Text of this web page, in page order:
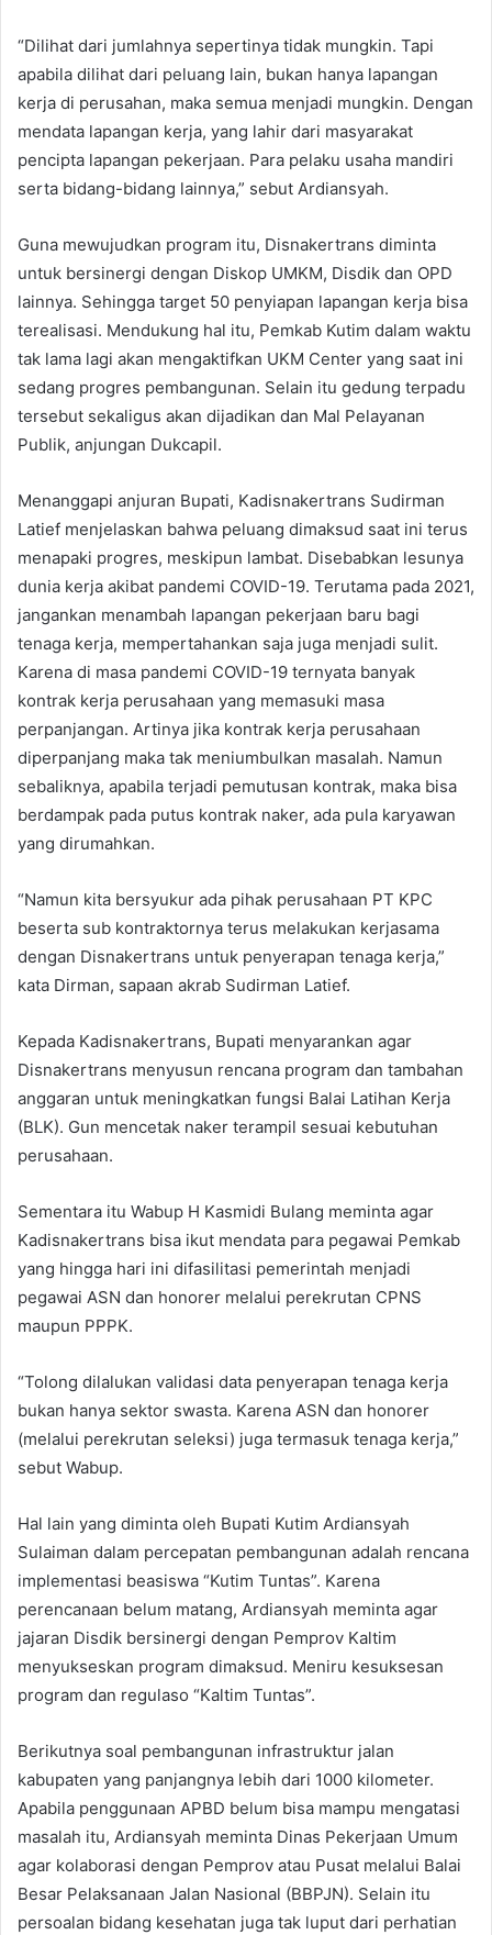
“Dilihat dari jumlahnya sepertinya tidak mungkin. Tapi
apabila dilihat dari peluang lain, bukan hanya lapangan
kerja di perusahan, maka semua menjadi mungkin. Dengan
mendata lapangan kerja, yang lahir dari masyarakat
pencipta lapangan pekerjaan. Para pelaku usaha mandiri
serta bidang-bidang lainnya,” sebut Ardiansyah.
Guna mewujudkan program itu, Disnakertrans diminta
untuk bersinergi dengan Diskop UMKM, Disdik dan OPD
lainnya. Sehingga target 50 penyiapan lapangan kerja bisa
terealisasi. Mendukung hal itu, Pemkab Kutim dalam waktu
tak lama lagi akan mengaktifkan UKM Center yang saat ini
sedang progres pembangunan. Selain itu gedung terpadu
tersebut sekaligus akan dijadikan dan Mal Pelayanan
Publik, anjungan Dukcapil.
Menanggapi anjuran Bupati, Kadisnakertrans Sudirman
Latief menjelaskan bahwa peluang dimaksud saat ini terus
menapaki progres, meskipun lambat. Disebabkan lesunya
dunia kerja akibat pandemi COVID-19. Terutama pada 2021,
jangankan menambah lapangan pekerjaan baru bagi
tenaga kerja, mempertahankan saja juga menjadi sulit.
Karena di masa pandemi COVID-19 ternyata banyak
kontrak kerja perusahaan yang memasuki masa
perpanjangan. Artinya jika kontrak kerja perusahaan
diperpanjang maka tak meniumbulkan masalah. Namun
sebaliknya, apabila terjadi pemutusan kontrak, maka bisa
berdampak pada putus kontrak naker, ada pula karyawan
yang dirumahkan.
“Namun kita bersyukur ada pihak perusahaan PT KPC
beserta sub kontraktornya terus melakukan kerjasama
dengan Disnakertrans untuk penyerapan tenaga kerja,”
kata Dirman, sapaan akrab Sudirman Latief.
Kepada Kadisnakertrans, Bupati menyarankan agar
Disnakertrans menyusun rencana program dan tambahan
anggaran untuk meningkatkan fungsi Balai Latihan Kerja
(BLK). Gun mencetak naker terampil sesuai kebutuhan
perusahaan.
Sementara itu Wabup H Kasmidi Bulang meminta agar
Kadisnakertrans bisa ikut mendata para pegawai Pemkab
yang hingga hari ini difasilitasi pemerintah menjadi
pegawai ASN dan honorer melalui perekrutan CPNS
maupun PPPK.
“Tolong dilalukan validasi data penyerapan tenaga kerja
bukan hanya sektor swasta. Karena ASN dan honorer
(melalui perekrutan seleksi) juga termasuk tenaga kerja,”
sebut Wabup.
Hal lain yang diminta oleh Bupati Kutim Ardiansyah
Sulaiman dalam percepatan pembangunan adalah rencana
implementasi beasiswa “Kutim Tuntas”. Karena
perencanaan belum matang, Ardiansyah meminta agar
jajaran Disdik bersinergi dengan Pemprov Kaltim
menyukseskan program dimaksud. Meniru kesuksesan
program dan regulaso “Kaltim Tuntas”.
Berikutnya soal pembangunan infrastruktur jalan
kabupaten yang panjangnya lebih dari 1000 kilometer.
Apabila penggunaan APBD belum bisa mampu mengatasi
masalah itu, Ardiansyah meminta Dinas Pekerjaan Umum
agar kolaborasi dengan Pemprov atau Pusat melalui Balai
Besar Pelaksanaan Jalan Nasional (BBPJN). Selain itu
persoalan bidang kesehatan juga tak luput dari perhatian